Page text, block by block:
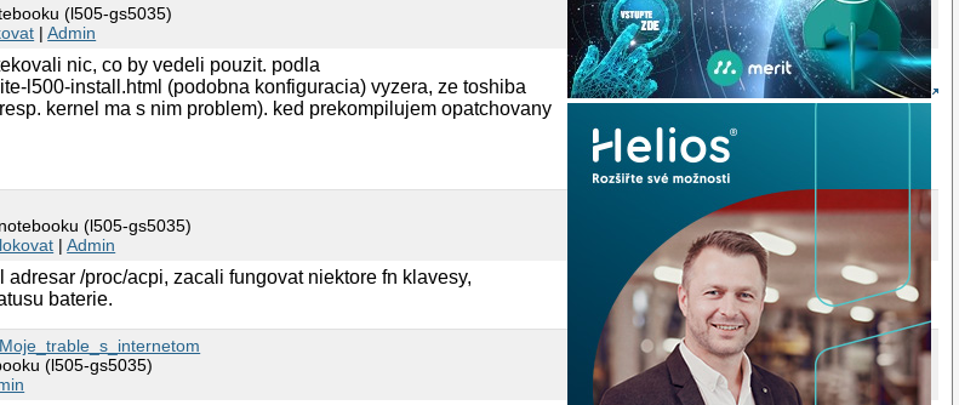
(l505-gs5035)
|Admin
nic, co by vedeli pouzit. podla
l500-install.html (podobna konfiguracia) vyzera, ze toshiba
kernel ma s nim problem). ked prekompilujem opatchovany
(l505-gs5035)
|Admin
/proc/acpi, zacali fungovat niektore fn klavesy,
baterie.
Moje_trable_s_internetom
(l505-gs5035)